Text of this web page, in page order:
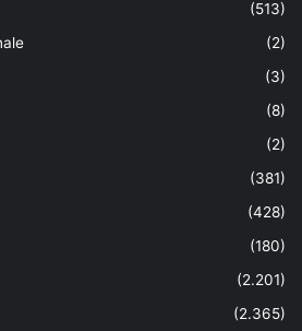
(513)
(2)
(3)
(8)
(2)
(381)
(428)
(180)
(2.201)
(2.365)